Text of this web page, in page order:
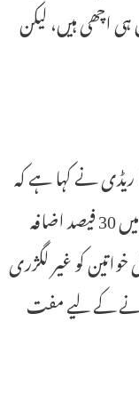
اچھی ہیں، لیکن
ریڈی نے کہا ہے کہ
میٹرو ریل کی سواریوں میں پچھلے ایک سال میں 30 فیصد اضافہ
کو غیر لگژری
کے لیے مفت